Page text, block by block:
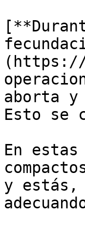
(https://
aborta
Esto se
En
y estás,